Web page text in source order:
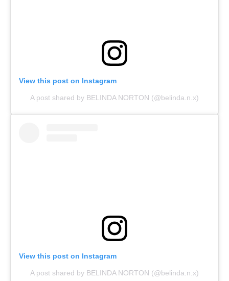
View this post on Instagram
A post shared by BELINDA NORTON (@belinda.n.x)
View this post on Instagram
A post shared by BELINDA NORTON (@belinda.n.x)